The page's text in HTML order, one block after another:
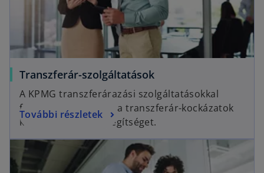
Transzferár-szolgáltatások
A KPMG transzferárazási szolgáltatásokkal
foglalkozó csoportja a transzferár-kockázatok
kezelésében nyújt segítséget.
További részletek